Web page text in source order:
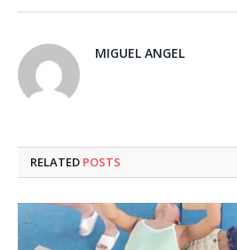
MIGUEL ANGEL
RELATED POSTS